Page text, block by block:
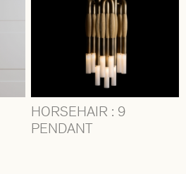
HORSEHAIR : 9
PENDANT